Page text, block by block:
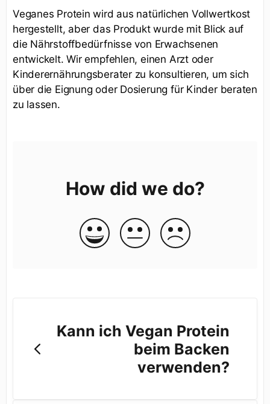
Veganes Protein wird aus natürlichen Vollwertkost
hergestellt, aber das Produkt wurde mit Blick auf
die Nährstoffbedürfnisse von Erwachsenen
entwickelt. Wir empfehlen, einen Arzt oder
Kinderernährungsberater zu konsultieren, um sich
über die Eignung oder Dosierung für Kinder beraten
zu lassen.
How did we do?
Kann ich Vegan Protein
beim Backen
verwenden?